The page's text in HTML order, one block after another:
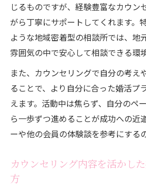
じるものですが、経験豊富なカウン
がら丁寧にサポートしてくれます。
ような地域密着型の相談所では、地
雰囲気の中で安心して相談できる環
また、カウンセリングで自分の考え
ることで、より自分に合った婚活プ
えます。活動中は焦らず、自分のペ
ら一歩ずつ進めることが成功への近
ーや他の会員の体験談を参考にする
カウンセリング内容を活かし
方